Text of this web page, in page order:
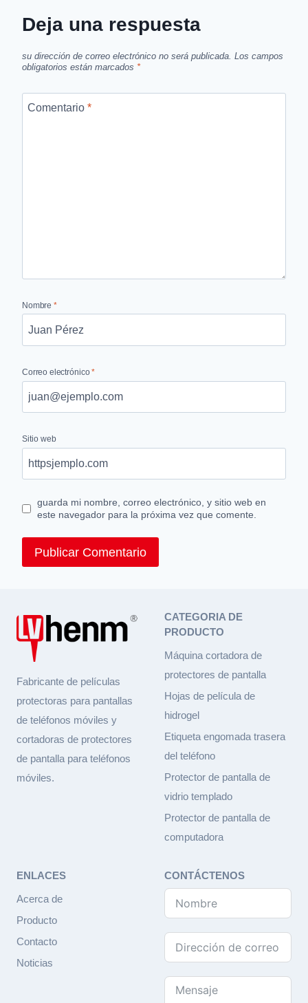
Deja una respuesta
su dirección de correo electrónico no será publicada. Los campos
obligatorios están marcados *
Comentario *
Nombre *
Correo electrónico*
Sitio web
guarda mi nombre, correo electrónico, y sitio web en
este navegador para la próxima vez que comente.
Fabricante de películas
protectoras para pantallas
de teléfonos móviles y
cortadoras de protectores
de pantalla para teléfonos
móviles.
CATEGORIA DE
PRODUCTO
Máquina cortadora de
protectores de pantalla
Hojas de película de
hidrogel
Etiqueta engomada trasera
del teléfono
Protector de pantalla de
vidrio templado
Protector de pantalla de
computadora
ENLACES
Acerca de
Producto
Contacto
Noticias
CONTÁCTENOS